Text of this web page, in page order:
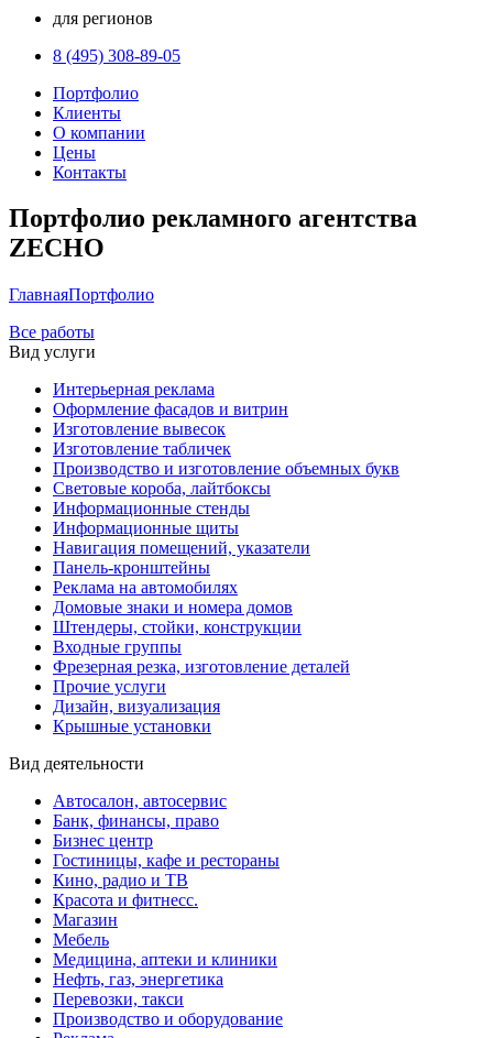
для регионов
8 (495) 308-89-05
Портфолио
Клиенты
О компании
Цены
Контакты
Портфолио рекламного агентства
ZECHO
ГлавнаяПортфолио
Все работы
Вид услуги
Интерьерная реклама
Оформление фасадов и витрин
Изготовление вывесок
Изготовление табличек
Производство и изготовление объемных букв
Световые короба, лайтбоксы
Информационные стенды
Информационные щиты
Навигация помещений, указатели
Панель-кронштейны
Реклама на автомобилях
Домовые знаки и номера домов
Штендеры, стойки, конструкции
Входные группы
Фрезерная резка, изготовление деталей
Прочие услуги
Дизайн, визуализация
Крышные установки
Вид деятельности
Автосалон, автосервис
Банк, финансы, право
Бизнес центр
Гостиницы, кафе и рестораны
Кино, радио и ТВ
Красота и фитнесс.
Магазин
Мебель
Медицина, аптеки и клиники
Нефть, газ, энергетика
Перевозки, такси
Производство и оборудование